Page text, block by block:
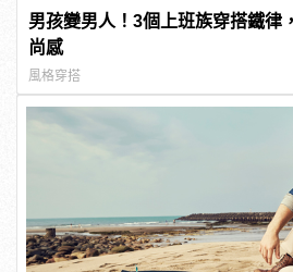
男孩變男人！3個上班族穿搭鐵律
尚感
風格穿搭